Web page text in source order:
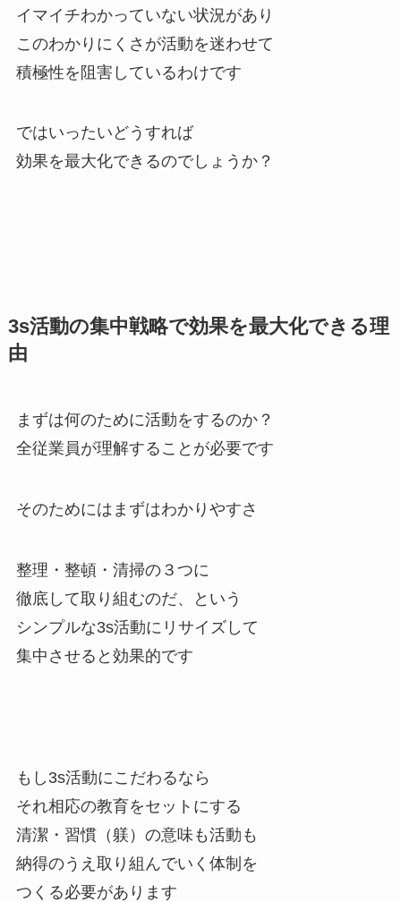
イマイチわかっていない状況があり
このわかりにくさが活動を迷わせて
積極性を阻害しているわけです
ではいったいどうすれば
効果を最大化できるのでしょうか？
3s活動の集中戦略で効果を最大化できる理
由
まずは何のために活動をするのか？
全従業員が理解することが必要です
そのためにはまずはわかりやすさ
整理・整頓・清掃の３つに
徹底して取り組むのだ、という
シンプルな3s活動にリサイズして
集中させると効果的です
もし3s活動にこだわるなら
それ相応の教育をセットにする
清潔・習慣（躾）の意味も活動も
納得のうえ取り組んでいく体制を
つくる必要があります